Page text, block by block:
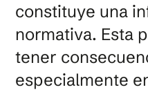
constituye una
normativa. Esta
tener
especialmente